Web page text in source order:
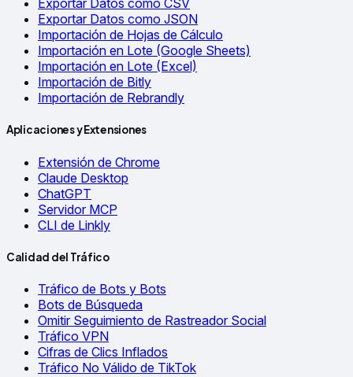
Exportar Datos como CSV
Exportar Datos como JSON
Importación de Hojas de Cálculo
Importación en Lote (Google Sheets)
Importación en Lote (Excel)
Importación de Bitly
Importación de Rebrandly
Aplicaciones y Extensiones
Extensión de Chrome
Claude Desktop
ChatGPT
Servidor MCP
CLI de Linkly
Calidad del Tráfico
Tráfico de Bots y Bots
Bots de Búsqueda
Omitir Seguimiento de Rastreador Social
Tráfico VPN
Cifras de Clics Inflados
Tráfico No Válido de TikTok